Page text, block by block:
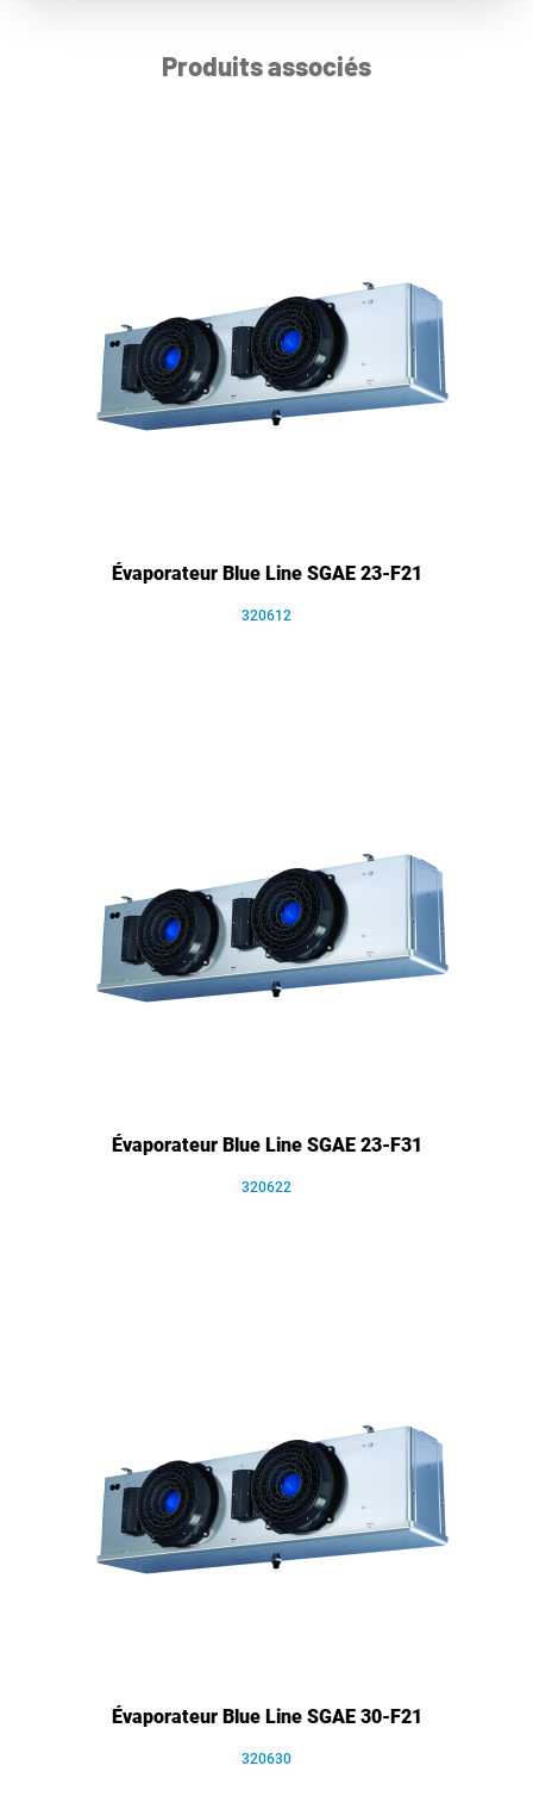
Produits associés
Évaporateur Blue Line SGAE 23-F21
320612
Évaporateur Blue Line SGAE 23-F31
320622
Évaporateur Blue Line SGAE 30-F21
320630